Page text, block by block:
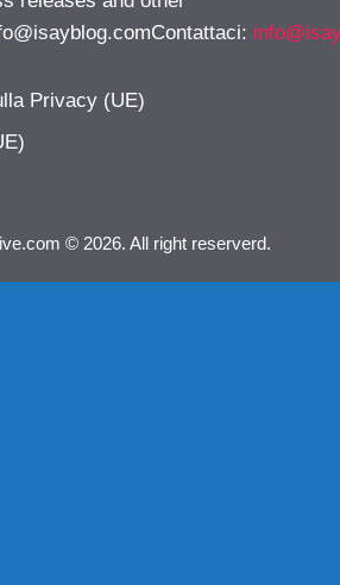
:
Privacy (UE)
© 2026. All right reserverd.